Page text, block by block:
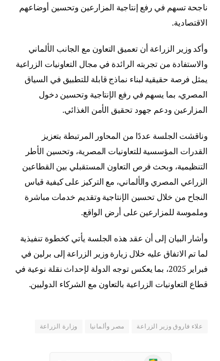
ناجحة تسهم في رفع إنتاجية المزارعين وتحسين أوضاعهم
الاقتصادية.
وأكد وزير الزراعة أن تعميق التعاون مع الجانب الألماني
والاستفادة من تجربته الرائدة في مجال التعاونيات الزراعية
يمثل فرصة حقيقية لبناء نماذج قابلة للتطبيق في السياق
المصري، بما يسهم في رفع الإنتاجية وتحسين دخول
المزارعين ودعم جهود تحقيق الأمن الغذائي.
وناقشت الجلسة عددًا من المحاور المرتبطة بتعزيز
القدرات المؤسسية للتعاونيات المصرية، وتحسين الأطر
التنظيمية، وبحث فرص التعاون المستقبلي بين القطاعين
الزراعي المصري والألماني، مع التركيز على كيفية قياس
النجاح من خلال تحسين الإنتاجية وتقديم خدمات مباشرة
وملموسة للمزارعين على أرض الواقع.
وأشار البيان إلى أن عقد هذه الجلسة يأتي كخطوة تنفيذية
لما تم الاتفاق عليه خلال زيارة وزير الزراعة إلى برلين في
فبراير 2025، بما يعكس توجه الدولة لإحداث نقلة نوعية في
قطاع التعاونيات الزراعية بالتعاون مع الشركاء الدوليين.
علاء فاروق وزير الزراعة مصر وألمانيا وزارة الزراعة